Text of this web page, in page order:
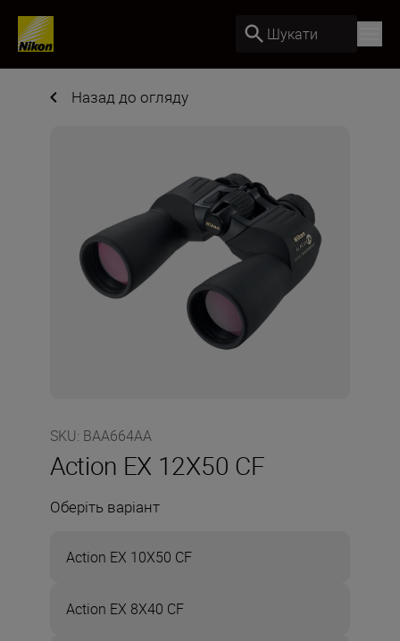
Шукати
Назад до огляду
SKU: BAA664AA
Action EX 12X50 CF
Оберіть варіант
Action EX 10X50 CF
Action EX 8X40 CF